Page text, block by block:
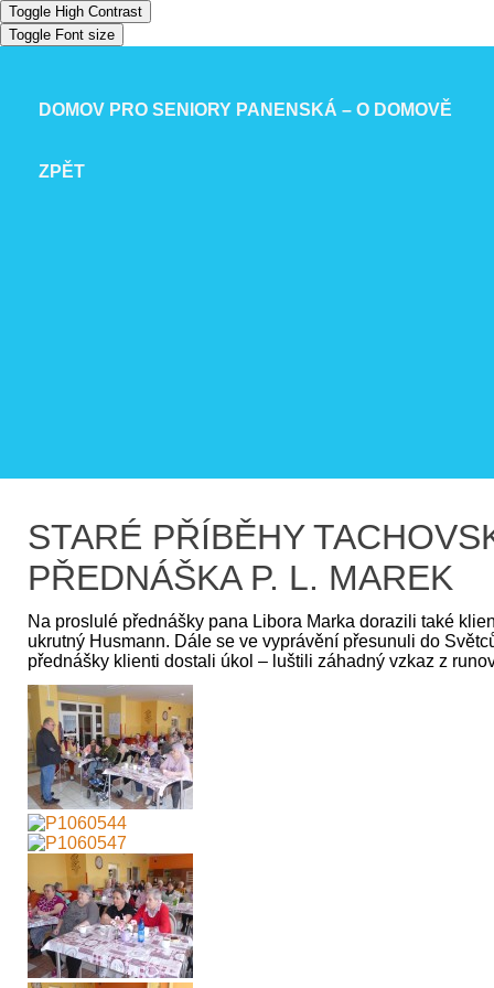
Toggle High Contrast
Toggle Font size
DOMOV PRO SENIORY PANENSKÁ – O DOMOVĚ
ZPĚT
STARÉ PŘÍBĚHY
PŘEDNÁŠKA P. L. MAREK
Na proslulé přednášky pana Libora Marka dorazili také
ukrutný Husmann. Dále se ve vyprávění přesunuli do
přednášky klienti dostali úkol – luštili záhadný vzkaz z